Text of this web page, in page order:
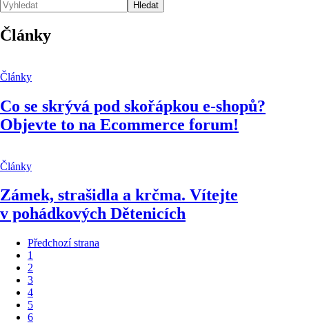
Články
Články
Co se skrývá pod skořápkou e-shopů?
Objevte to na Ecommerce forum!
Články
Zámek, strašidla a krčma. Vítejte
v pohádkových Dětenicích
Předchozí strana
1
2
3
4
5
6